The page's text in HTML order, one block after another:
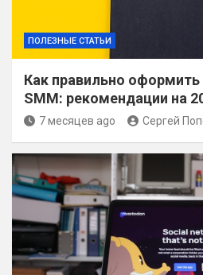
ПОЛЕЗНЫЕ СТАТЬИ
Как правильно
SMM: рекомендации на
7 месяцев ago Сергей